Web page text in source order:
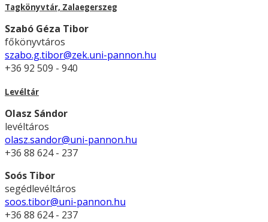
Tagkönyvtár, Zalaegerszeg
Szabó Géza Tibor
főkönyvtáros
szabo.g.tibor@zek.uni-pannon.hu
+36 92 509 - 940
Levéltár
Olasz Sándor
levéltáros
olasz.sandor@uni-pannon.hu
+36 88 624 - 237
Soós Tibor
segédlevéltáros
soos.tibor@uni-pannon.hu
+36 88 624 - 237